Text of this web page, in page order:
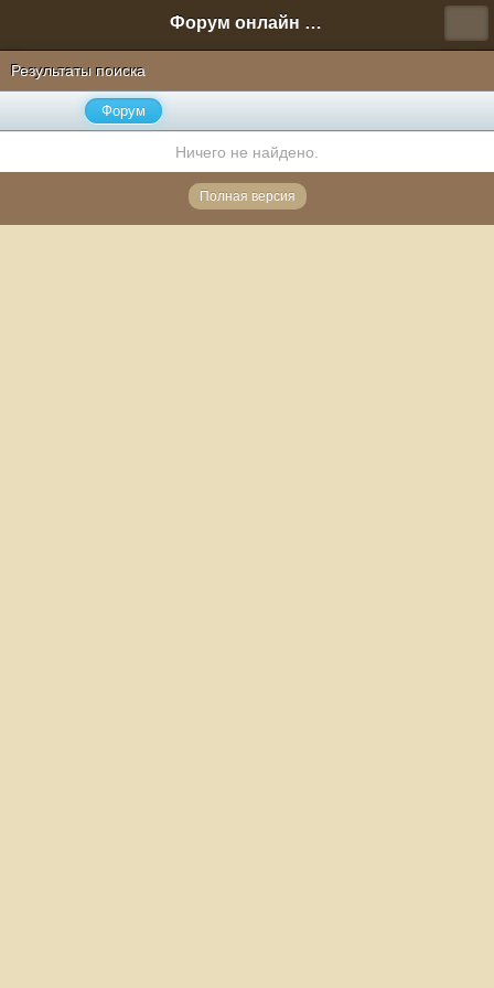
Форум онлайн игры "Новая Эра" (Нюра Биз)
Результаты поиска
Форум
Ничего не найдено.
Полная версия